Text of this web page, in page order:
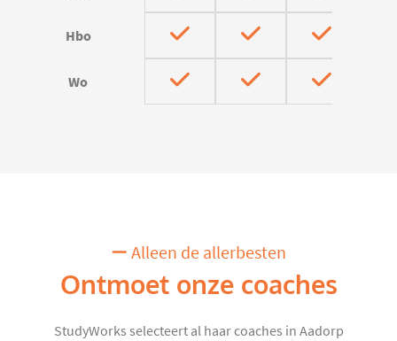
Hbo
Wo
Alleen de allerbesten
Ontmoet onze coaches
StudyWorks selecteert al haar coaches in Aadorp